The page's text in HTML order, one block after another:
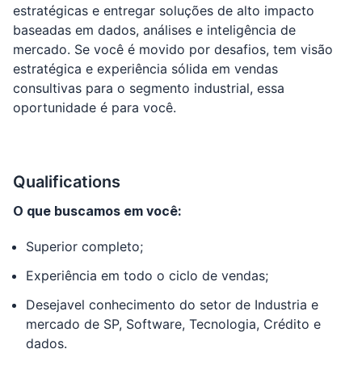
estratégicas e entregar soluções de alto impacto
baseadas em dados, análises e inteligência de
mercado. Se você é movido por desafios, tem visão
estratégica e experiência sólida em vendas
consultivas para o segmento industrial, essa
oportunidade é para você.
Qualifications
O que buscamos em você:
Superior completo;
Experiência em todo o ciclo de vendas;
Desejavel conhecimento do setor de Industria e
mercado de SP, Software, Tecnologia, Crédito e
dados.